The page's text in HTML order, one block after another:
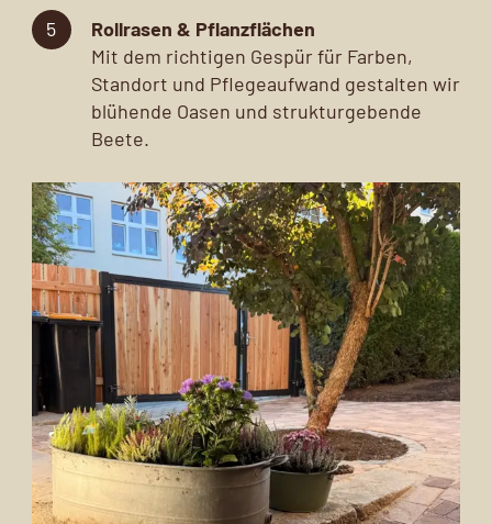
Rollrasen & Pflanzflächen
Mit dem richtigen Gespür für Farben,
Standort und Pflegeaufwand gestalten wir
blühende Oasen und strukturgebende
Beete.